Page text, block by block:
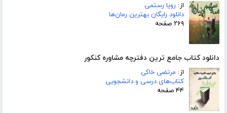
از: رویا رستمی
دانلود رایگان بهترین رمان‌ها
۲۶۹ صفحه
دانلود کتاب جامع ترین دفترچه مشاوره کنکور
از: مرتضی خاکی
کتاب‌های درسی و دانشجویی
۴۴ صفحه